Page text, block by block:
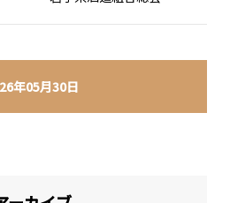
年05月30日